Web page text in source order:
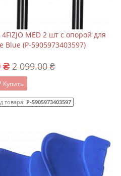
MED 2 шт с опорой для
Blue (P-5905973403597)
₴ 2 099.00 ₴
Купить
товара: P-5905973403597